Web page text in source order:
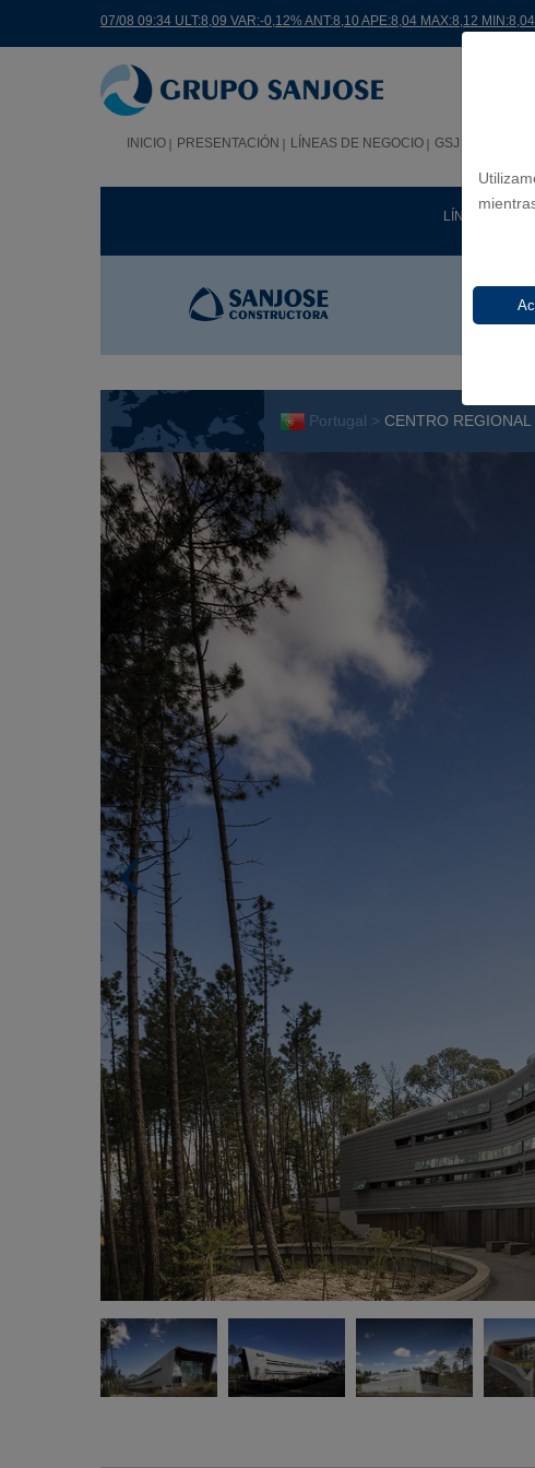
07/08 09:34 ULT:8,09 VAR:-0,12% ANT:8,10 APE:8,04 MAX:8,12
INICIO PRESENTACIÓN LÍNEAS DE NEGOCIO GSJ EN EL
LÍNEA DE
Portugal > CENTRO